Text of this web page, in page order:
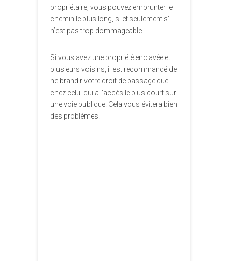
propriétaire, vous pouvez emprunter le
chemin le plus long, si et seulement s’il
n’est pas trop dommageable.
Si vous avez une propriété enclavée et
plusieurs voisins, il est recommandé de
ne brandir votre droit de passage que
chez celui qui a l’accès le plus court sur
une voie publique. Cela vous évitera bien
des problèmes.